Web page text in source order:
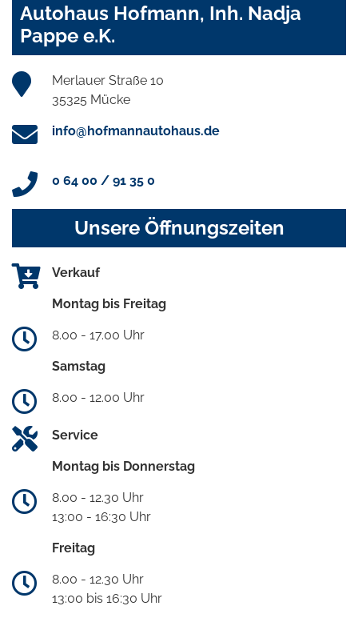
Autohaus Hofmann, Inh. Nadja
Pappe e.K.
Merlauer Straße 10
35325 Mücke
info@hofmannautohaus.de
0 64 00 / 91 35 0
Unsere Öffnungszeiten
Verkauf
Montag bis Freitag
8.00 - 17.00 Uhr
Samstag
8.00 - 12.00 Uhr
Service
Montag bis Donnerstag
8.00 - 12.30 Uhr
13:00 - 16:30 Uhr
Freitag
8.00 - 12.30 Uhr
13:00 bis 16:30 Uhr